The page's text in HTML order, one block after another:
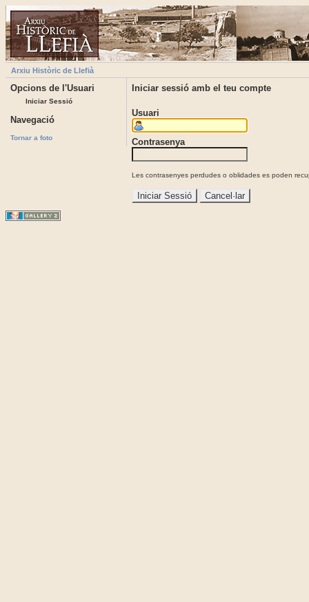
Arxiu Històric de Llefià
Opcions de l'Usuari
Iniciar Sessió
Navegació
Tornar a foto
Iniciar sessió amb el teu compte
Usuari
Contrasenya
Les contrasenyes perdudes o oblidades es poden